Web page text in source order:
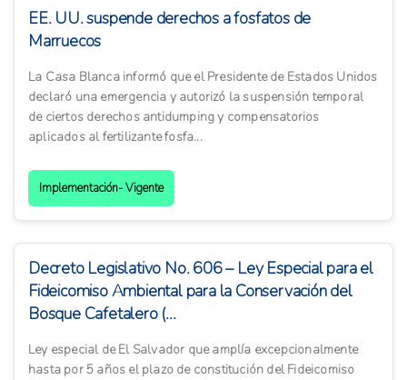
EE. UU. suspende derechos a fosfatos de
Marruecos
La Casa Blanca informó que el Presidente de Estados Unidos
declaró una emergencia y autorizó la suspensión temporal
de ciertos derechos antidumping y compensatorios
aplicados al fertilizante fosfa...
Implementación- Vigente
Decreto Legislativo No. 606 – Ley Especial para el
Fideicomiso Ambiental para la Conservación del
Bosque Cafetalero (...
Ley especial de El Salvador que amplía excepcionalmente
hasta por 5 años el plazo de constitución del Fideicomiso